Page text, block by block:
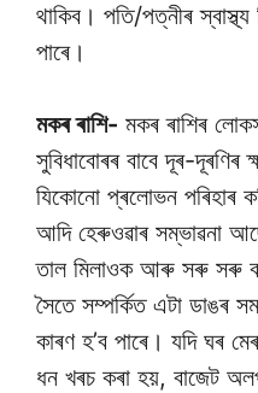
থাকিব। পতি/পত্নীৰ স্বাস্থ্য
পাৰে।
মকৰ ৰাশি- মকৰ ৰাশিৰ
সুবিধাবোৰৰ বাবে দূৰ-দূৰণিৰ
যিকোনো প্ৰলোভন পৰিহাৰ
আদি হেৰুওৱাৰ সম্ভাৱনা
তাল মিলাওক আৰু সৰু সৰু
সৈতে সম্পৰ্কিত এটা ডাঙৰ
কাৰণ হ’ব পাৰে। যদি ঘৰ
ধন খৰচ কৰা হয়, বাজেট